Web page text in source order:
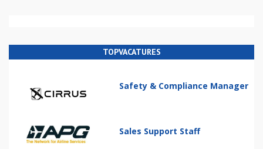
TOPVACATURES
Safety & Compliance Manager
Sales Support Staff